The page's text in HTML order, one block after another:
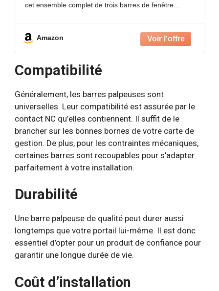
cet ensemble complet de trois barres de fenêtre
Amazon
Compatibilité
Généralement, les barres palpeuses sont
universelles. Leur compatibilité est assurée par le
contact NC qu’elles contiennent. Il suffit de le
brancher sur les bonnes bornes de votre carte de
gestion. De plus, pour les contraintes mécaniques,
certaines barres sont recoupables pour s’adapter
parfaitement à votre installation.
Durabilité
Une barre palpeuse de qualité peut durer aussi
longtemps que votre portail lui-même. Il est donc
essentiel d’opter pour un produit de confiance pour
garantir une longue durée de vie.
Coût d’installation